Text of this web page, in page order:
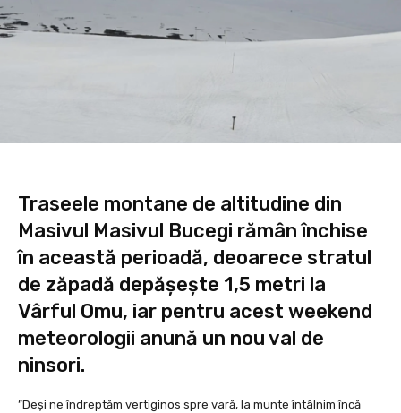
Traseele montane de altitudine din
Masivul Masivul Bucegi rămân închise
în această perioadă, deoarece stratul
de zăpadă depășește 1,5 metri la
Vârful Omu, iar pentru acest weekend
meteorologii anună un nou val de
ninsori.
”Deși ne îndreptăm vertiginos spre vară, la munte întâlnim încă